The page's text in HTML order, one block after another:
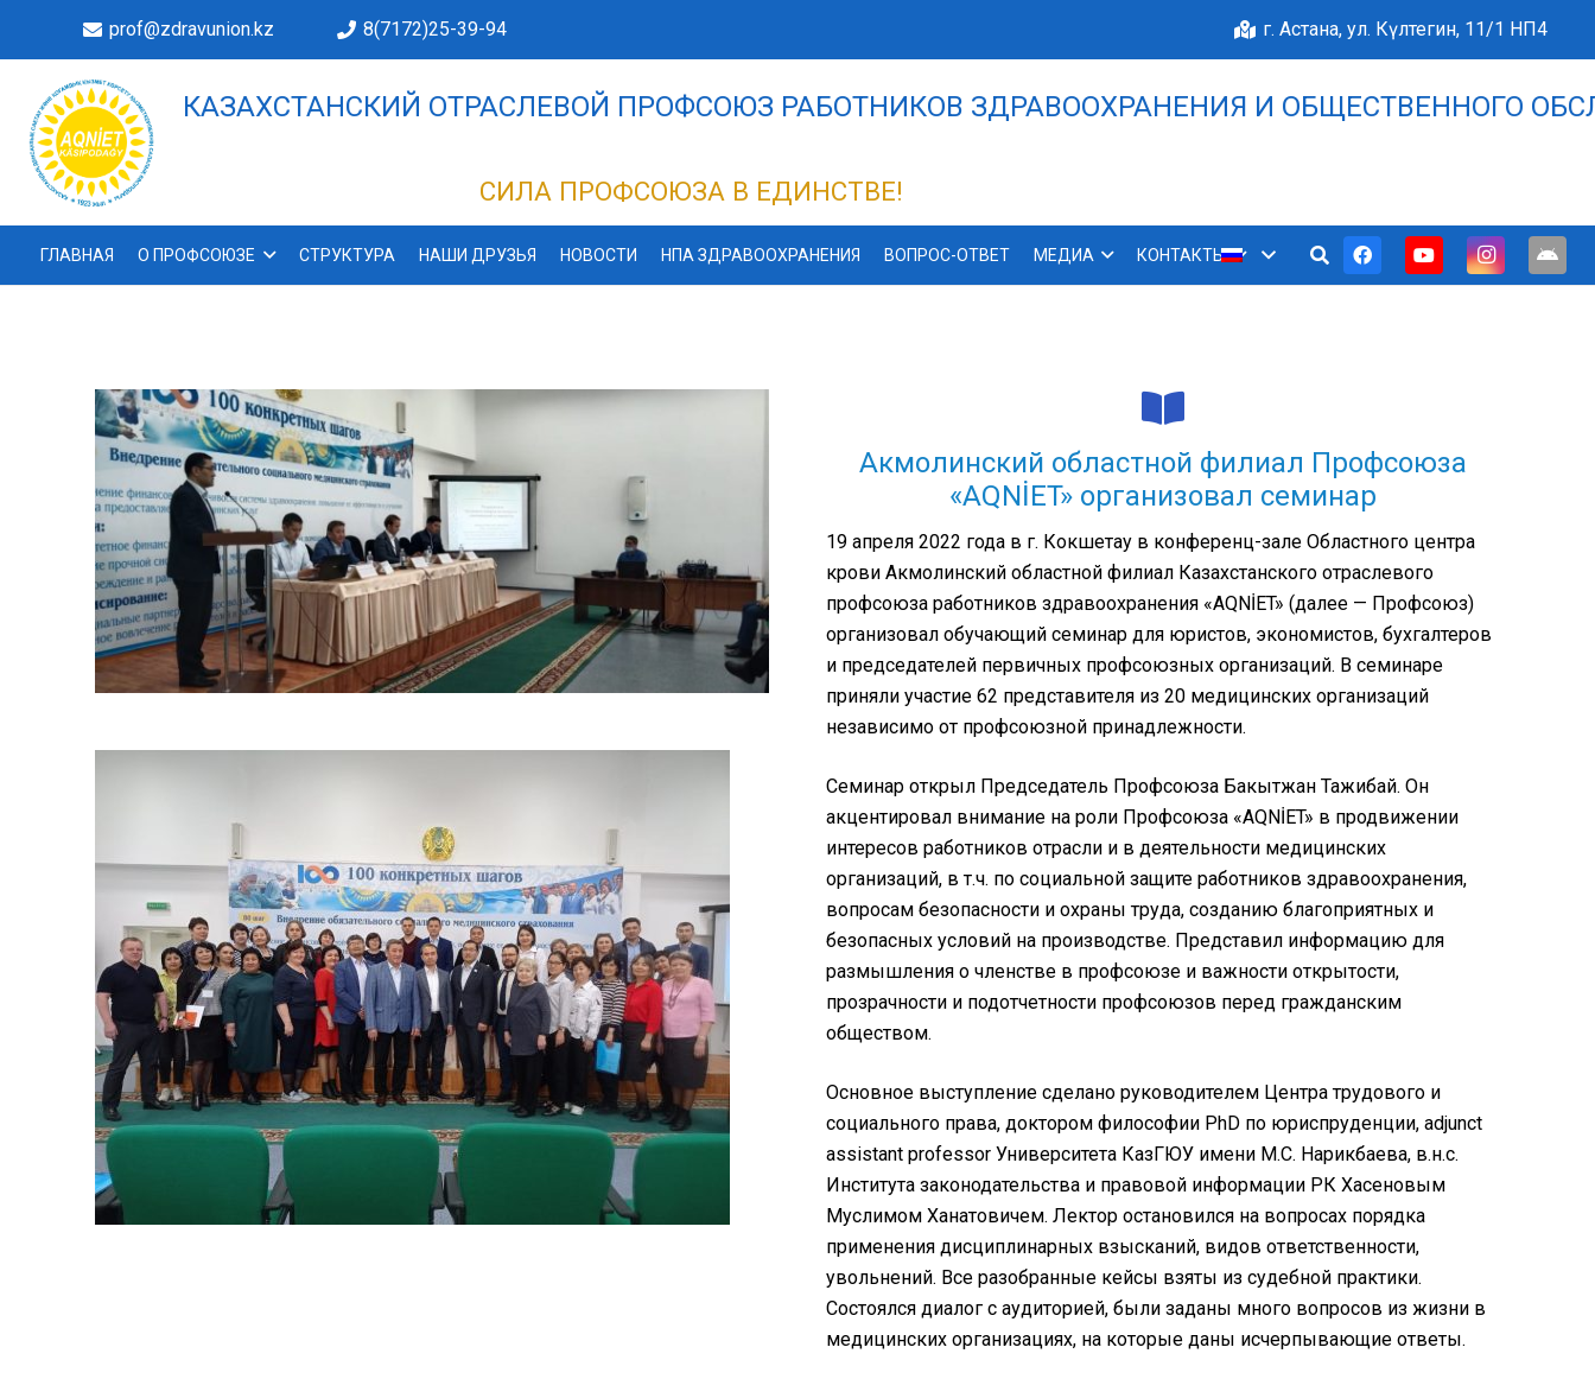
prof@zdravunion.kz 8(7172)25-39-94 г. Астана, ул. Күлтегин, 11/1 НП4
КАЗАХСТАНСКИЙ ОТРАСЛЕВОЙ ПРОФСОЮЗ РАБОТНИКОВ ЗДРАВООХРАНЕНИЯ И ОБЩЕСТВЕННОГО
СИЛА ПРОФСОЮЗА В ЕДИНСТВЕ!
ГЛАВНАЯ О ПРОФСОЮЗЕ СТРУКТУРА НАШИ ДРУЗЬЯ НОВОСТИ НПА ЗДРАВООХРАНЕНИЯ ВОПРОС-ОТВЕТ МЕДИА КОНТАКТЫ
Акмолинский областной филиал Профсоюза
«AQNİET» организовал семинар
19 апреля 2022 года в г. Кокшетау в конференц-зале Областного центра
крови Акмолинский областной филиал Казахстанского отраслевого
профсоюза работников здравоохранения «AQNİET» (далее — Профсоюз)
организовал обучающий семинар для юристов, экономистов, бухгалтеров
и председателей первичных профсоюзных организаций. В семинаре
приняли участие 62 представителя из 20 медицинских организаций
независимо от профсоюзной принадлежности.
Семинар открыл Председатель Профсоюза Бакытжан Тажибай. Он
акцентировал внимание на роли Профсоюза «AQNİET» в продвижении
интересов работников отрасли и в деятельности медицинских
организаций, в т.ч. по социальной защите работников здравоохранения,
вопросам безопасности и охраны труда, созданию благоприятных и
безопасных условий на производстве. Представил информацию для
размышления о членстве в профсоюзе и важности открытости,
прозрачности и подотчетности профсоюзов перед гражданским
обществом.
Основное выступление сделано руководителем Центра трудового и
социального права, доктором философии PhD по юриспруденции, аdjunct
assistant professor Университета КазГЮУ имени М.С. Нарикбаева, в.н.с.
Института законодательства и правовой информации РК Хасеновым
Муслимом Ханатовичем. Лектор остановился на вопросах порядка
применения дисциплинарных взысканий, видов ответственности,
увольнений. Все разобранные кейсы взяты из судебной практики.
Состоялся диалог с аудиторией, были заданы много вопросов из жизни в
медицинских организациях, на которые даны исчерпывающие ответы.